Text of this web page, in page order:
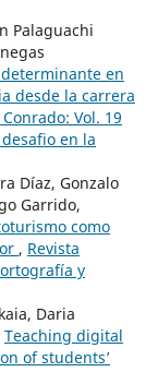
Palaguachi
en
desde la carrera
Vol. 19
en la
Díaz, Gonzalo
Garrido,
como
, Revista
y
Daria
Teaching digital
of students’